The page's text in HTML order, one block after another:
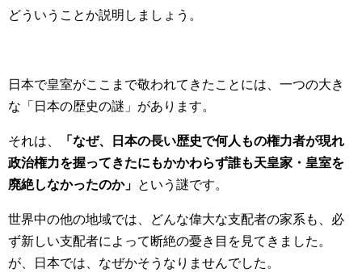
どういうことか説明しましょう。
日本で皇室がここまで敬われてきたことには、一つの大き
な「日本の歴史の謎」があります。
それは、
「なぜ、日本の長い歴史で何人もの権力者が現れ
政治権力を握ってきたにもかかわらず誰も天皇家・皇室を
廃絶しなかったのか」 という謎です。
世界中の他の地域では、どんな偉大な支配者の家系も、必
ず新しい支配者によって断絶の憂き目を見てきました。
が、日本では、なぜかそうなりませんでした。